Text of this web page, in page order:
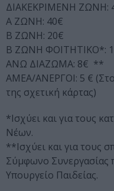
ΔΙΑΚΕΚΡΙΜΕΝΗ ΖΩΝΗ:
Α ΖΩΝΗ: 40€
Β ΖΩΝΗ: 20€
Β ΖΩΝΗ ΦΟΙΤΗΤΙΚΟ*:
ΑΝΩ ΔΙΑΖΩΜΑ: 8€ **
ΑΜΕΑ/ΑΝΕΡΓΟI: 5 € (Στο
της σχετική κάρτας)
*Ισχύει και για τους
Νέων.
**Ισχύει και για τους
Σύμφωνο Συνεργασίας
Υπουργείο Παιδείας.